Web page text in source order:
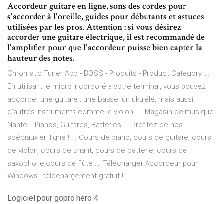
Accordeur guitare en ligne, sons des cordes pour
s'accorder à l'oreille, guides pour débutants et astuces
utilisées par les pros. Attention : si vous désirez
accorder une guitare électrique, il est recommandé de
l'amplifier pour que l'accordeur puisse bien capter la
hauteur des notes.
Chromatic Tuner App - BOSS - Produits - Product Category ...
En utilisant le micro incorporé à votre terminal, vous pouvez
accorder une guitare , une basse, un ukulélé, mais aussi
d'autres instruments comme le violon, ... Magasin de musique
Nantel - Pianos, Guitares, Batteries ... Profitez de nos
spéciaux en ligne ! ... Cours de piano, cours de guitare, cours
de violon, cours de chant, cours de batterie, cours de
saxophone,cours de flûte ... Télécharger Accordeur pour
Windows : téléchargement gratuit !
Logiciel pour gopro hero 4